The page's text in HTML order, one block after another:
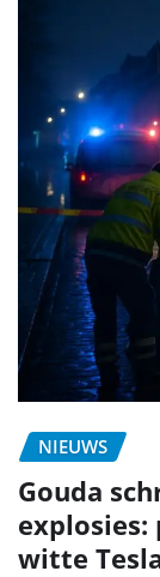
NIEUWS
Gouda
witte